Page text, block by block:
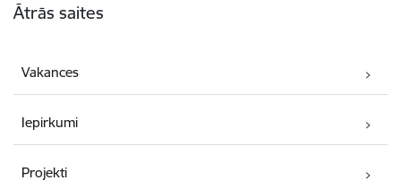
Ātrās saites
Vakances
Iepirkumi
Projekti